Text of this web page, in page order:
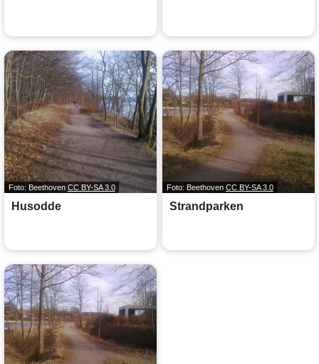
Foto: Beethoven CC BY-SA 3.0
Husodde
Foto: Beethoven CC BY-SA 3.0
Strandparken